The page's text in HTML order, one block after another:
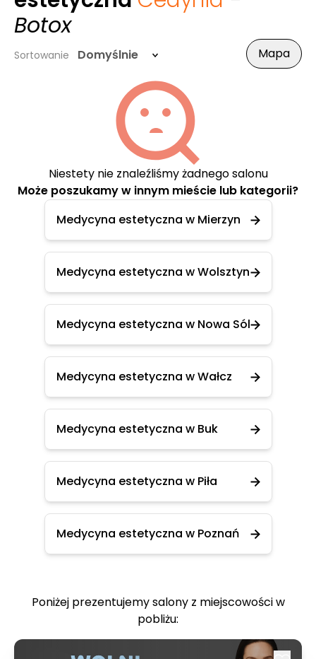
Botox
Sortowanie Domyślnie Mapa
Niestety nie znaleźliśmy żadnego salonu
Może poszukamy w innym mieście lub kategorii?
Medycyna estetyczna w Mierzyn
Medycyna estetyczna w Wolsztyn
Medycyna estetyczna w Nowa Sól
Medycyna estetyczna w Wałcz
Medycyna estetyczna w Buk
Medycyna estetyczna w Piła
Medycyna estetyczna w Poznań
Poniżej prezentujemy salony z miejscowości w
pobliżu: